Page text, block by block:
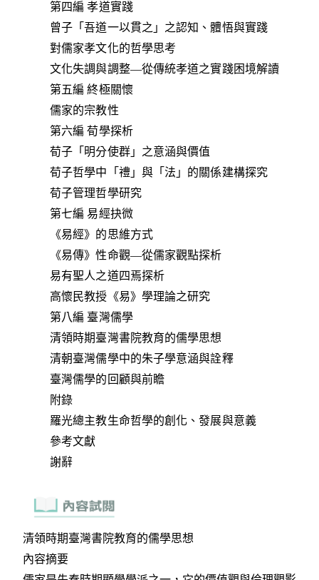
第四編 孝道實踐
曾子「吾道一以貫之」之認知、體悟與實踐
對儒家孝文化的哲學思考
文化失調與調整—從傳統孝道之實踐困境解讀
第五編 終極關懷
儒家的宗教性
第六編 荀學探析
荀子「明分使群」之意涵與價值
荀子哲學中「禮」與「法」的關係建構探究
荀子管理哲學研究
第七編 易經抉微
《易經》的思維方式
《易傳》性命觀—從儒家觀點探析
易有聖人之道四焉探析
高懷民教授《易》學理論之研究
第八編 臺灣儒學
清領時期臺灣書院教育的儒學思想
清朝臺灣儒學中的朱子學意涵與詮釋
臺灣儒學的回顧與前瞻
附錄
羅光總主教生命哲學的創化、發展與意義
參考文獻
謝辭